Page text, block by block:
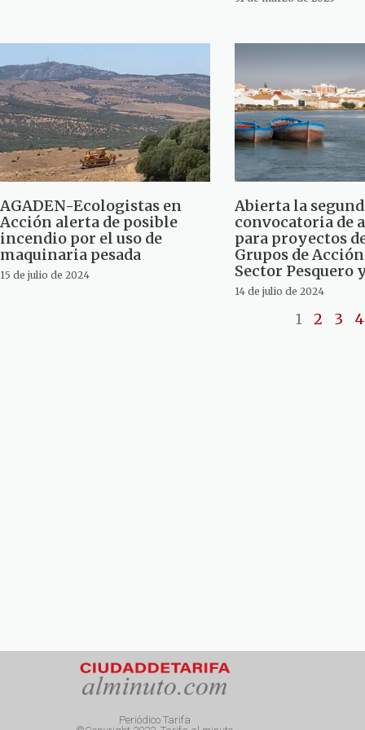
AGADEN-Ecologistas en
Acción alerta de posible
incendio por el uso de
maquinaria pesada
15 de julio de 2024
Abierta la
convocatoria de
para proyectos
Grupos de
Sector Pesquero
14 de julio de 2024
1 2 3 4
Periódico Tarifa